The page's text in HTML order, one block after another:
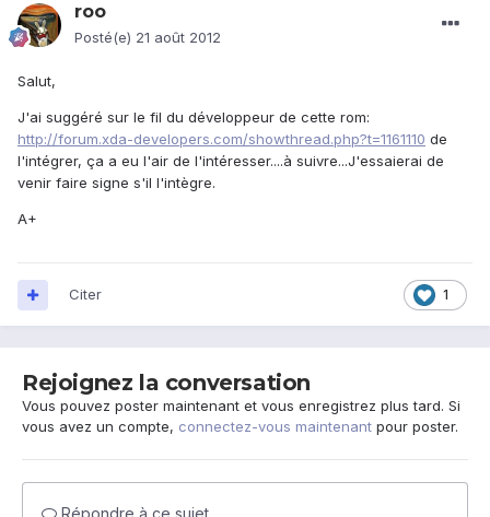
roo
Posté(e) 21 août 2012
Salut,
J'ai suggéré sur le fil du développeur de cette rom:
http://forum.xda-developers.com/showthread.php?t=1161110 de
l'intégrer, ça a eu l'air de l'intéresser....à suivre...J'essaierai de
venir faire signe s'il l'intègre.
A+
1
Citer
Rejoignez la conversation
Vous pouvez poster maintenant et vous enregistrez plus tard. Si
vous avez un compte, connectez-vous maintenant pour poster.